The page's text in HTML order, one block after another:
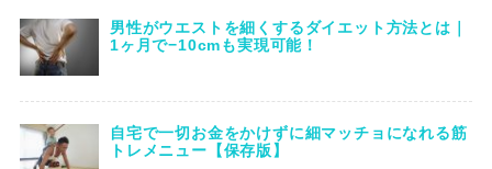
男性がウエストを細くするダイエット方法とは｜
1ヶ月で−10cmも実現可能！
自宅で一切お金をかけずに細マッチョになれる筋
トレメニュー【保存版】